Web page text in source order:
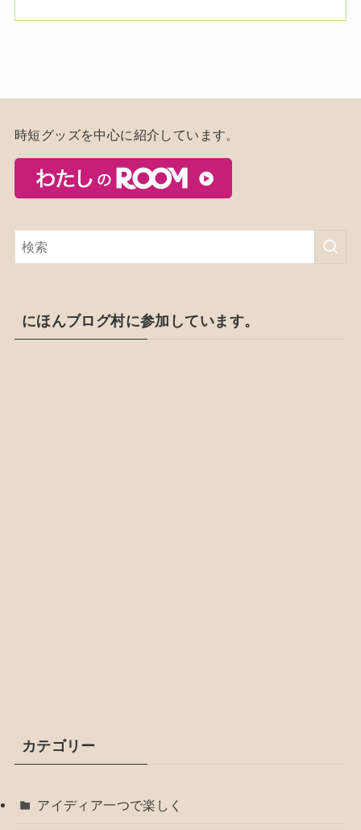
時短グッズを中心に紹介しています。
にほんブログ村に参加しています。
カテゴリー
アイディア一つで楽しく